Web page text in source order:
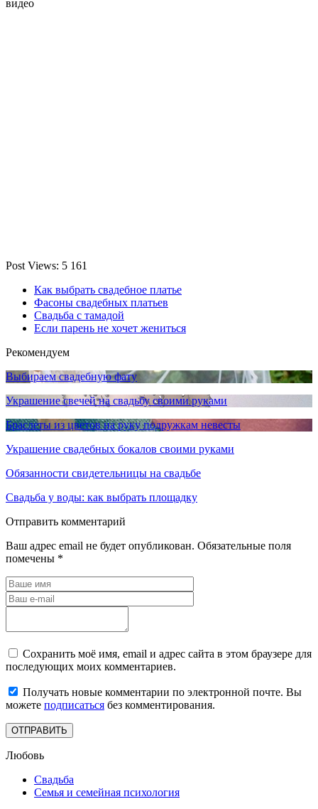
видео
Post Views: 5 161
Как выбрать свадебное платье
Фасоны свадебных платьев
Свадьба с тамадой
Если парень не хочет жениться
Рекомендуем
Выбираем свадебную фату
Украшение свечей на свадьбу своими руками
Браслеты из цветов на руку подружкам невесты
Украшение свадебных бокалов своими руками
Обязанности свидетельницы на свадьбе
Свадьба у воды: как выбрать площадку
Отправить комментарий
Ваш адрес email не будет опубликован. Обязательные поля
помечены *
Сохранить моё имя, email и адрес сайта в этом браузере для
последующих моих комментариев.
Получать новые комментарии по электронной почте. Вы
можете подписаться без комментирования.
Любовь
Свадьба
Семья и семейная психология